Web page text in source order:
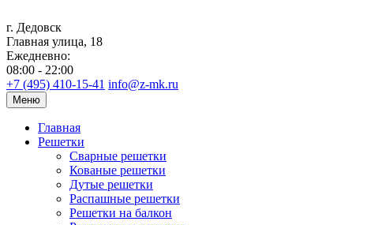
г. Дедовск
Главная улица, 18
Ежедневно:
08:00 - 22:00
+7 (495) 410-15-41 info@z-mk.ru
Меню
Главная
Решетки
Сварные решетки
Кованые решетки
Дутые решетки
Распашные решетки
Решетки на балкон